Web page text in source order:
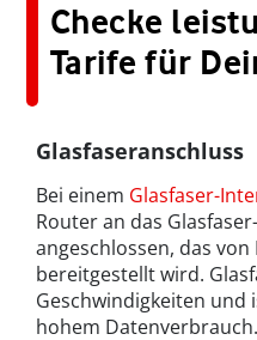
Checke
Tarife für
Glasfaseranschluss
Bei einem Glasfaser-
Router an das
angeschlossen, das
bereitgestellt wird.
Geschwindigkeiten
hohem